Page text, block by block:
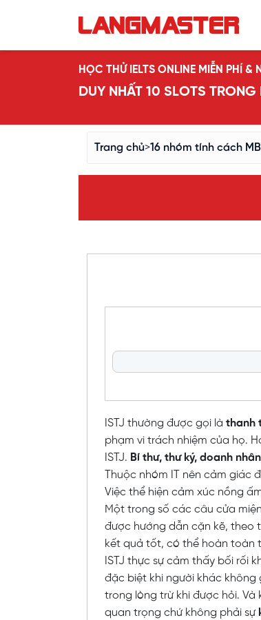
HỌC THỬ IELTS ONLINE MIỄN PHÍ
DUY NHẤT 10 SLOTS TRONG
Trang chủ>16 nhóm tính cách
ISTJ thường được gọi là thanh
phạm vi trách nhiệm của họ.
ISTJ. Bí thư, thư ký, doanh nhân
Thuộc nhóm IT nên cảm giác
Việc thể hiện cảm xúc nồng
Một trong số các câu cửa
được hướng dẫn cặn kẽ, theo
kết quả tốt, có thể hoàn toàn
ISTJ thực sự cảm thấy bối rối
đặc biệt khi người khác không
trong lòng trừ khi được hỏi.
quan trọng chứ không phải sự